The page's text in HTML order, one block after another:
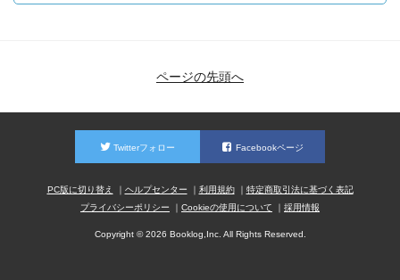
ページの先頭へ
Twitterフォロー Facebookページ
PC版に切り替え ヘルプセンター 利用規約
特定商取引法に基づく表記
プライバシーポリシー
Cookieの使用について 採用情報
Copyright © 2026 Booklog,Inc. All Rights Reserved.